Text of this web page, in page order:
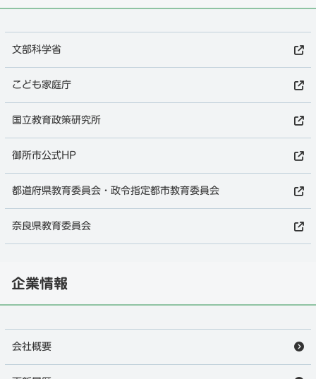
文部科学省
こども家庭庁
国立教育政策研究所
御所市公式HP
都道府県教育委員会・政令指定都市教育委員会
奈良県教育委員会
企業情報
会社概要